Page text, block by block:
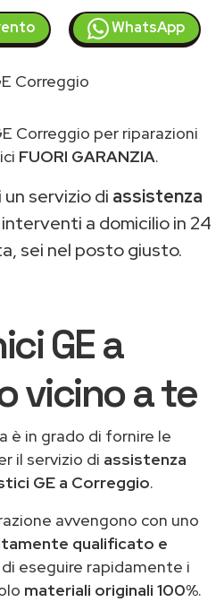
WhatsApp
Correggio per riparazioni
FUORI GARANZIA.
un servizio di assistenza
a domicilio in 24
sei nel posto giusto.
GE a
vicino a te
è in grado di fornire le
il servizio di assistenza
GE a Correggio.
avvengono con uno
qualificato e
di eseguire rapidamente i
materiali originali 100%.